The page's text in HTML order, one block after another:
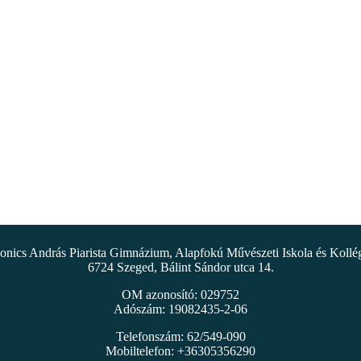
András Piarista Gimnázium, Alapfokú Művészeti Iskola és
6724 Szeged, Bálint Sándor utca 14.
OM azonosító: 029752
Adószám: 19082435-2-06
Telefonszám: 62/549-090
Mobiltelefon: +36305356290